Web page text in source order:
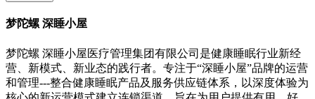
梦陀螺 深睡小屋
梦陀螺 深睡小屋医疗管理集团有限公司是健康睡眠行业新经
营、新模式、新业态的践行者。专注于“深睡小屋”品牌的运营
和管理---整合健康睡眠产品及服务供应链体系，以深度体验为